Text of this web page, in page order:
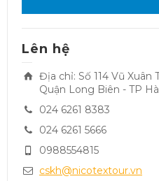
Lên hệ
Địa chỉ: Số 114 Vũ
Quận Long Biên - TP
024 6261 8383
024 6261 5666
0988554815
cskh@nicotextour.vn